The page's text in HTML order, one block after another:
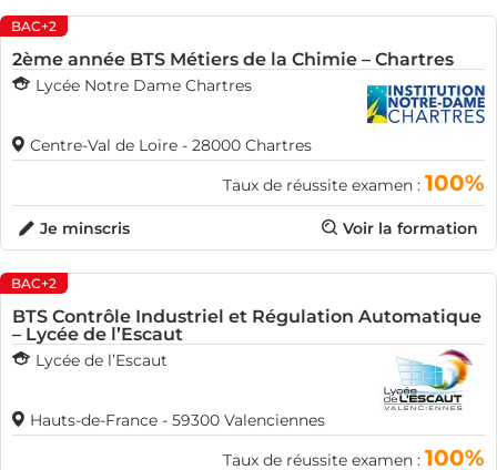
BAC+2
2ème année BTS Métiers de la Chimie – Chartres
Lycée Notre Dame Chartres
Centre-Val de Loire - 28000 Chartres
Taux de réussite examen : 100%
Voir la formation
Je minscris
BAC+2
BTS Contrôle Industriel et Régulation Automatique
– Lycée de l’Escaut
Lycée de l’Escaut
Hauts-de-France - 59300 Valenciennes
Taux de réussite examen : 100%